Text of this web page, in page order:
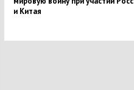
и Китая